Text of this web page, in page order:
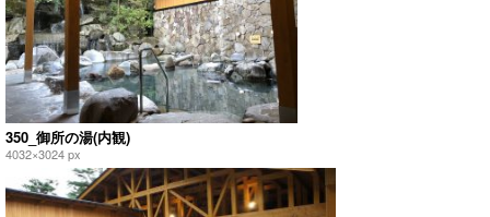
350_御所の湯(内観)
4032×3024 px